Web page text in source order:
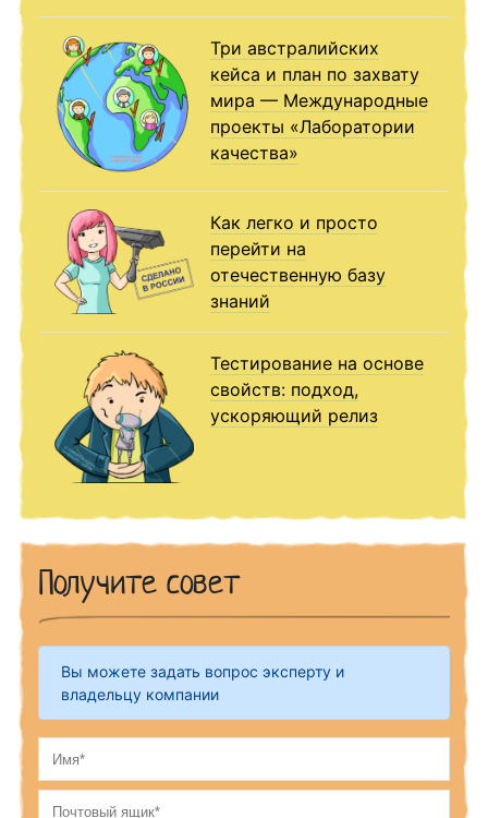
Три австралийских
кейса и план по захвату
мира — Международные
проекты «Лаборатории
качества»
Как легко и просто
перейти на
отечественную базу
знаний
Тестирование на основе
свойств: подход,
ускоряющий релиз
Получите совет
Вы можете задать вопрос эксперту и
владельцу компании